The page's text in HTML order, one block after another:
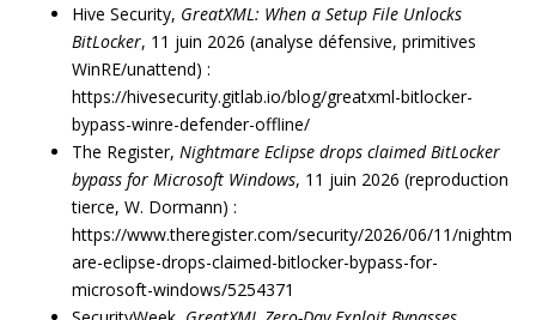
Hive Security, GreatXML: When a Setup File Unlocks
BitLocker, 11 juin 2026 (analyse défensive, primitives
WinRE/unattend) :
https://hivesecurity.gitlab.io/blog/greatxml-bitlocker-
bypass-winre-defender-offline/
The Register, Nightmare Eclipse drops claimed BitLocker
bypass for Microsoft Windows, 11 juin 2026 (reproduction
tierce, W. Dormann) :
https://www.theregister.com/security/2026/06/11/nightm
are-eclipse-drops-claimed-bitlocker-bypass-for-
microsoft-windows/5254371